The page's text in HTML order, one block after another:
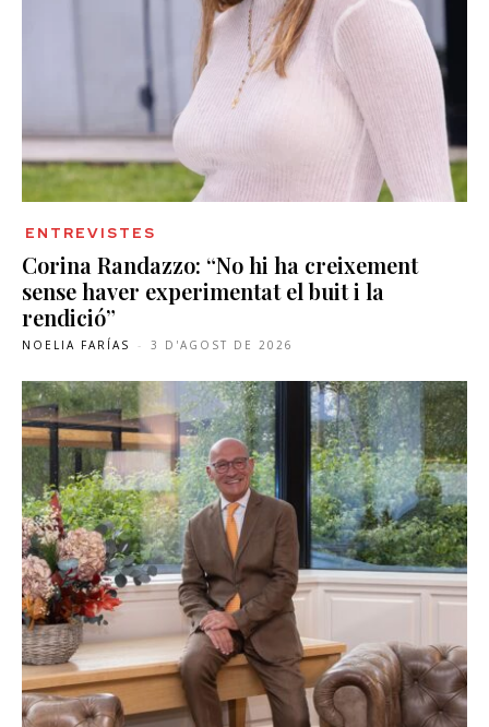
ENTREVISTES
Corina Randazzo: “No hi ha creixement
sense haver experimentat el buit i la
rendició”
NOELIA FARÍAS - 3 D'AGOST DE 2026